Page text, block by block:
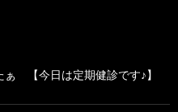
ぁ 【今日は定期健診です♪】